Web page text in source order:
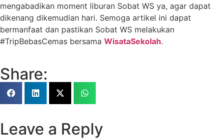
mengabadikan moment liburan Sobat WS ya, agar dapat
dikenang dikemudian hari. Semoga artikel ini dapat
bermanfaat dan pastikan Sobat WS melakukan
#TripBebasCemas bersama WisataSekolah.
Share:
Leave a Reply